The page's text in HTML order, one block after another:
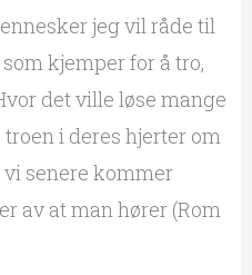
jeg vil råde til
kjemper for å tro,
det ville løse mange
i deres hjerter om
vi senere kommer
av at man hører (Rom